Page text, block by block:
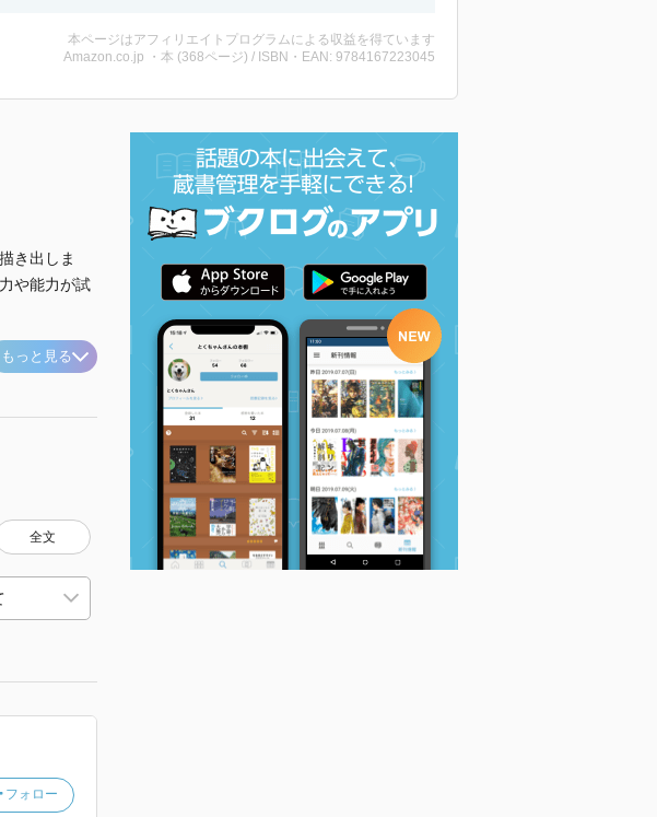
本ページはアフィリエイトプログラムによる収益を得ています
Amazon.co.jp ・本 (368ページ) / ISBN・EAN: 9784167223045
き出しま
や能力が試
もっと見る
全文
フォロー